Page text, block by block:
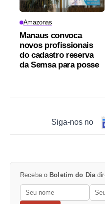
Amazonas
Manaus convoca
novos profissionais
do cadastro reserva
da Semsa para posse
Siga-nos no
Receba o Boletim do Dia